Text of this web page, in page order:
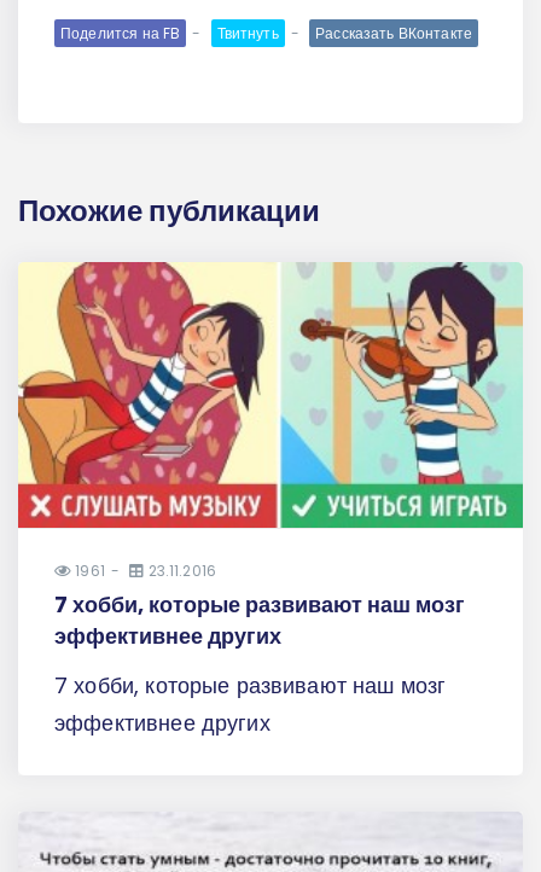
Поделится на FB Твитнуть Рассказать ВКонтакте
Похожие публикации
1961 23.11.2016
7 хобби, которые развивают наш мозг
эффективнее других
7 хобби, которые развивают наш мозг
эффективнее других